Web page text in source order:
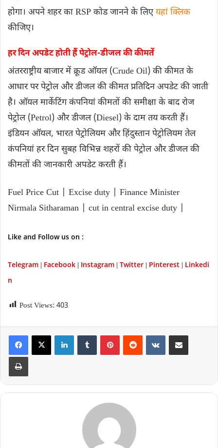
होगा। अपने शहर का RSP कोड जानने के लिएयहां क्लिक
कीजिए।
हर दिन अपडेट होती हैं पेट्रोल-डीजल की कीमतें
अंतरराष्ट्रीय बाजार में क्रूड ऑयल (Crude Oil) की कीमत के
आधार पर पेट्रोल और डीजल की कीमत प्रतिदिन अपडेट की जाती
है। ऑयल मार्केटिंग कंपनियां कीमतों की समीक्षा के बाद रोज
पेट्रोल (Petrol) और डीजल (Diesel) के दाम तय करती हैं।
इंडियन ऑयल, भारत पेट्रोलियम और हिंदुस्तान पेट्रोलियम तेल
कंपनियां हर दिन सुबह विभिन्न शहरों की पेट्रोल और डीजल की
कीमतों की जानकारी अपडेट करती हैं।
Fuel Price Cut | Excise duty | Finance Minister
Nirmala Sitharaman | cut in central excise duty |
Like and Follow us on :
Telegram | Facebook | Instagram | Twitter | Pinterest | Linkedi
n
Post Views: 403